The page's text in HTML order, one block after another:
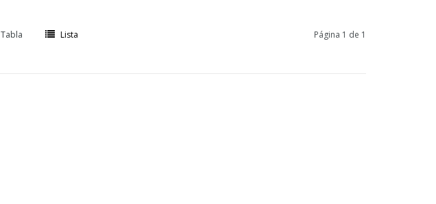
Tabla Lista Página 1 de 1